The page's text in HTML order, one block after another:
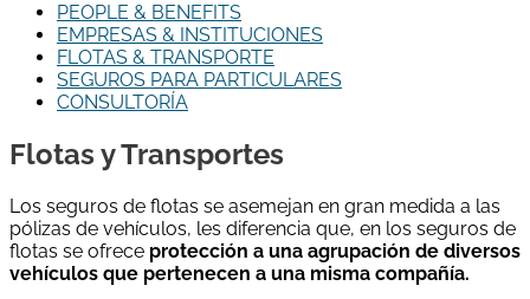
PEOPLE & BENEFITS
EMPRESAS & INSTITUCIONES
FLOTAS & TRANSPORTE
SEGUROS PARA PARTICULARES
CONSULTORÍA
Flotas y Transportes
Los seguros de flotas se asemejan en gran medida a las
pólizas de vehículos, les diferencia que, en los seguros de
flotas se ofrece protección a una agrupación de diversos
vehículos que pertenecen a una misma compañía.